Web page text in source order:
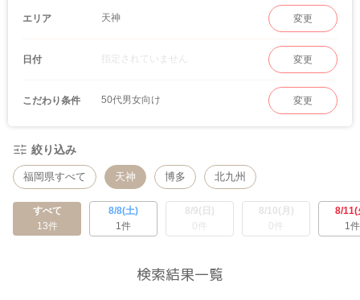
エリア 天神 変更
日付 指定されていません 変更
こだわり条件 50代男女向け 変更
絞り込み
福岡県すべて 天神 博多 北九州
すべて
13件
8/8(土)
1件
8/9(日)
0件
8/10(月)
0件
8/11(
1件
検索結果一覧